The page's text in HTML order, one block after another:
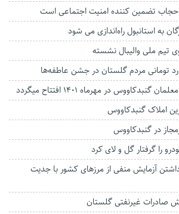
تضمین کننده امنیت اجتماعی است
به استانبول راه‌اندازی می شود
تیم ملی والیبال نشسته
در مهرماه 1401 افتتاح میگردد
املاک گنبدکاووس
در گنبدکاووس
آزمایش منفی از مرزهای کشور با جدیت